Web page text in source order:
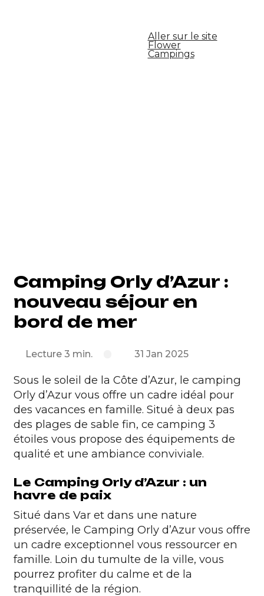
Aller sur le site
Flower
Campings
Camping Orly d’Azur :
nouveau séjour en
bord de mer
Lecture 3 min. 31 Jan 2025
Sous le soleil de la Côte d’Azur, le camping
Orly d’Azur vous offre un cadre idéal pour
des vacances en famille. Situé à deux pas
des plages de sable fin, ce camping 3
étoiles vous propose des équipements de
qualité et une ambiance conviviale.
Le Camping Orly d’Azur : un
havre de paix
Situé dans Var et dans une nature
préservée, le Camping Orly d’Azurvous offre
un cadre exceptionnel vous ressourcer en
famille. Loin du tumulte de la ville, vous
pourrez profiter du calme et de la
tranquillité de la région.